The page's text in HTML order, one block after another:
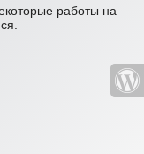
работы на